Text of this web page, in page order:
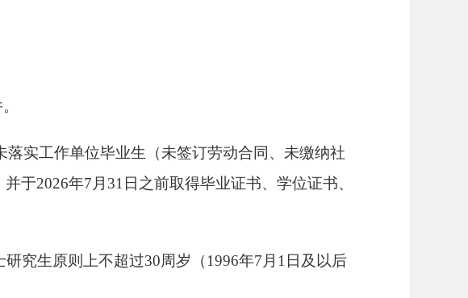
落实工作单位毕业生（未签订劳动合同、未缴纳社
于2026年7月31日之前取得毕业证书、学位证书、
研究生原则上不超过30周岁（1996年7 月 1 日及以后